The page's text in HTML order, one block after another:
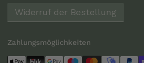
Widerruf der Bestellung
Zahlungsmöglichkeiten